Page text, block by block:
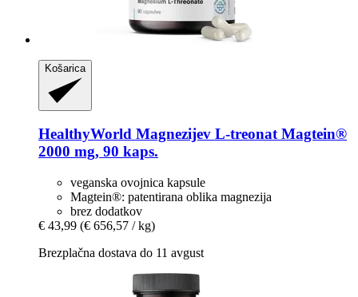
Košarica
HealthyWorld Magnezijev L-​treonat Magtein®
2000 mg, 90 kaps.
veganska ovojnica kapsule
Magtein®: patentirana oblika magnezija
brez dodatkov
€ 43,99 (€ 656,57 / kg)
Brezplačna dostava do 11 avgust